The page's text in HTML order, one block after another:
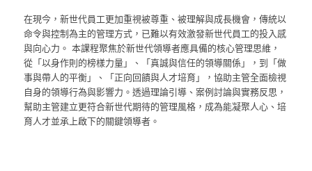
在現今，新世代員工更加重視被尊重、被理解與成長機會，傳統以
命令與控制為主的管理方式，已難以有效激發新世代員工的投入感
與向心力。 本課程聚焦於新世代領導者應具備的核心管理思維，
從「以身作則的榜樣力量」、「真誠與信任的領導關係」，到「做
事與帶人的平衡」、「正向回饋與人才培育」，協助主管全面檢視
自身的領導行為與影響力。透過理論引導、案例討論與實務反思，
幫助主管建立更符合新世代期待的管理風格，成為能凝聚人心、培
育人才並承上啟下的關鍵領導者。